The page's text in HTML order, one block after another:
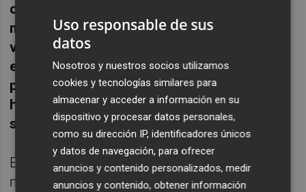
clara. Después del partido frente al Nástic
me encerré con mis compañeros en el
vestuario, muchos lloraban y
estábamos jodidos, pero les di las gracias
por el compromiso, por el esfuerzo y por
haberse dejado hasta la última gota de
sudor por cumplir el objetivo", expuso.
Esa derrota llenó de amargura al
murcianismo y Pedro no quería retirarse con
Uso responsable de sus
datos
Nosotros y nuestros socios utilizamos
cookies y tecnologías similares para
almacenar y acceder a información en su
dispositivo y procesar datos personales,
como su dirección IP, identificadores únicos
y datos de navegación, para ofrecer
anuncios y contenido personalizados, medir
anuncios y contenido, obtener información